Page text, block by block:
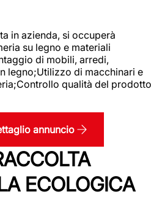
in azienda, si occuperà
su legno e materiali
di mobili, arredi,
legno;Utilizzo di macchinari e
qualità del prodotto
annuncio
ECOLOGICA